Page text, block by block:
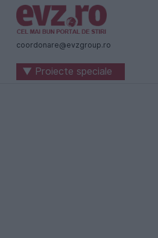
Știri
naționale
internaționale
coordonare@evzgroup.ro
▼ Proiecte speciale